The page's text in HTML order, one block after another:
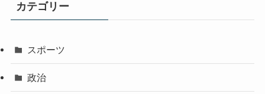
カテゴリー
スポーツ
政治